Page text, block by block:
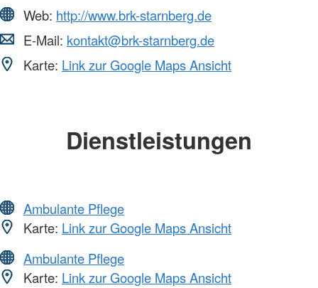
Web: http://www.brk-starnberg.de
E-Mail: kontakt@brk-starnberg.de
Karte: Link zur Google Maps Ansicht
Dienstleistungen
Ambulante Pflege
Karte: Link zur Google Maps Ansicht
Ambulante Pflege
Karte: Link zur Google Maps Ansicht